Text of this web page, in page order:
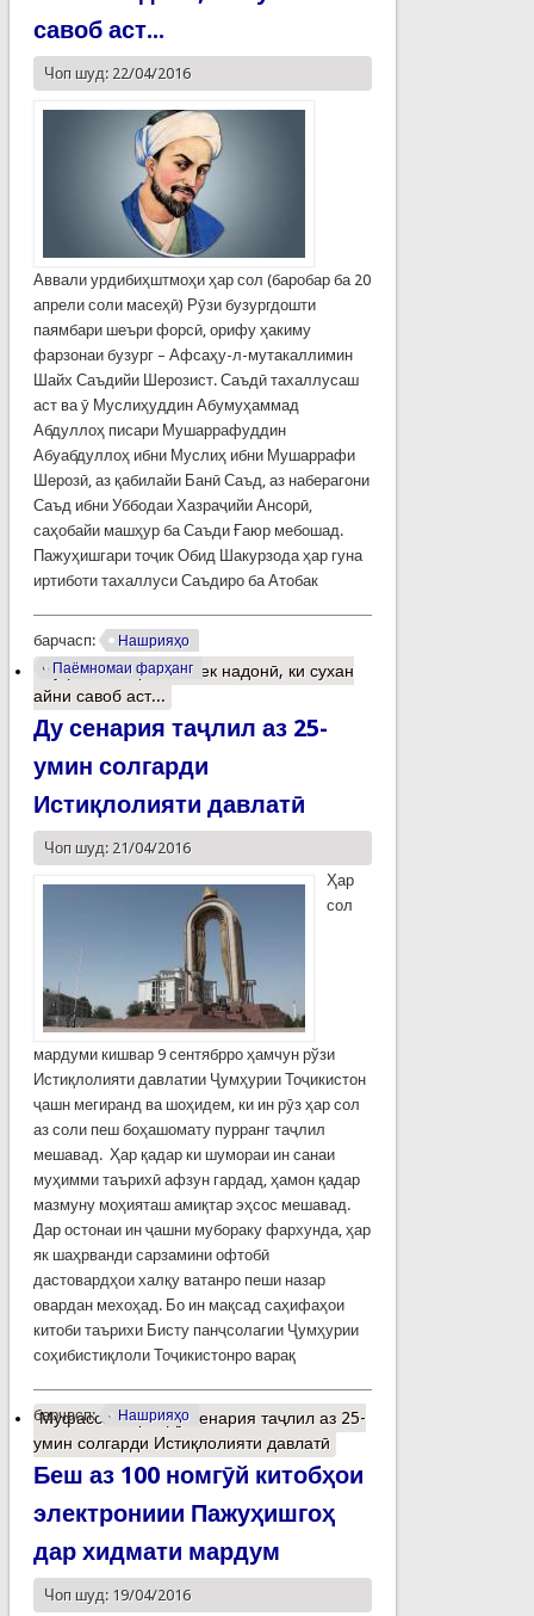
савоб аст...
Чоп шуд: 22/04/2016
Аввали урдибиҳштмоҳи ҳар сол (баробар ба 20
апрели соли масеҳӣ) Рӯзи бузургдошти
паямбари шеъри форсӣ, орифу ҳакиму
фарзонаи бузург – Афсаҳу-л-мутакаллимин
Шайх Саъдийи Шерозист. Саъдӣ тахаллусаш
аст ва ӯ Муслиҳуддин Абумуҳаммад
Абдуллоҳ писари Мушаррафуддин
Абуабдуллоҳ ибни Муслиҳ ибни Мушаррафи
Шерозӣ, аз қабилайи Банӣ Саъд, аз наберагони
Саъд ибни Уббодаи Хазраҷийи Ансорӣ,
саҳобайи машҳур ба Саъди Ғаюр мебошад.
Пажуҳишгари тоҷик Обид Шакурзода ҳар гуна
иртиботи тахаллуси Саъдиро ба Атобак
барчасп:
Нашрияҳо
Паёмномаи фарҳанг
Муфассалтаро То нек надонӣ, ки сухан
айни савоб аст...
Ду сенария таҷлил аз 25-
умин солгарди
Истиқлолияти давлатӣ
Чоп шуд: 21/04/2016
Ҳар
сол
мардуми кишвар 9 сентябрро ҳамчун рўзи
Истиқлолияти давлатии Ҷумҳурии Тоҷикистон
ҷашн мегиранд ва шоҳидем, ки ин рӯз ҳар сол
аз соли пеш боҳашомату пурранг таҷлил
мешавад. Ҳар қадар ки шумораи ин санаи
муҳимми таърихӣ афзун гардад, ҳамон қадар
мазмуну моҳияташ амиқтар эҳсос мешавад.
Дар остонаи ин ҷашни мубораку фархунда, ҳар
як шаҳрванди сарзамини офтобӣ
дастовардҳои халқу ватанро пеши назар
овардан мехоҳад. Бо ин мақсад саҳифаҳои
китоби таърихи Бисту панҷсолагии Ҷумҳурии
соҳибистиқлоли Тоҷикистонро варақ
барчасп: Нашрияҳо
Муфассалтаро Ду сенария таҷлил аз 25-
умин солгарди Истиқлолияти давлатӣ
Беш аз 100 номгӯй китобҳои
электрониии Пажуҳишгоҳ
дар хидмати мардум
Чоп шуд: 19/04/2016